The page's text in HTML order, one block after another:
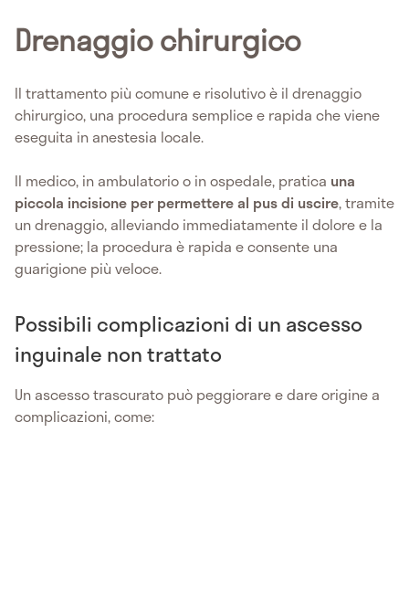
Drenaggio chirurgico
Il trattamento più comune e risolutivo è il drenaggio
chirurgico, una procedura semplice e rapida che viene
eseguita in anestesia locale.
Il medico, in ambulatorio o in ospedale, pratica una
piccola incisione per permettere al pus di uscire, tramite
un drenaggio, alleviando immediatamente il dolore e la
pressione; la procedura è rapida e consente una
guarigione più veloce.
Possibili complicazioni di un ascesso
inguinale non trattato
Un ascesso trascurato può peggiorare e dare origine a
complicazioni, come: